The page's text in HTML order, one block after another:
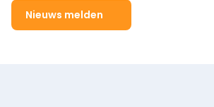
Nieuws melden